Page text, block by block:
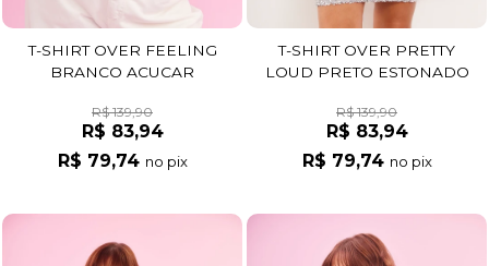
T-SHIRT OVER FEELING
BRANCO ACUCAR
R$ 139,90
R$ 83,94
R$ 79,74 no pix
T-SHIRT OVER PRETTY
LOUD PRETO ESTONADO
R$ 139,90
R$ 83,94
R$ 79,74 no pix